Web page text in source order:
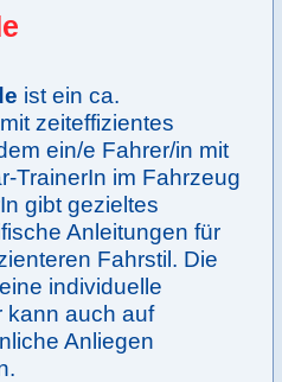
ist ein ca.
zeiteffizientes
ein/e Fahrer/in mit
TrainerIn im Fahrzeug
gibt gezieltes
Anleitungen für
Fahrstil. Die
individuelle
kann auch auf
Anliegen